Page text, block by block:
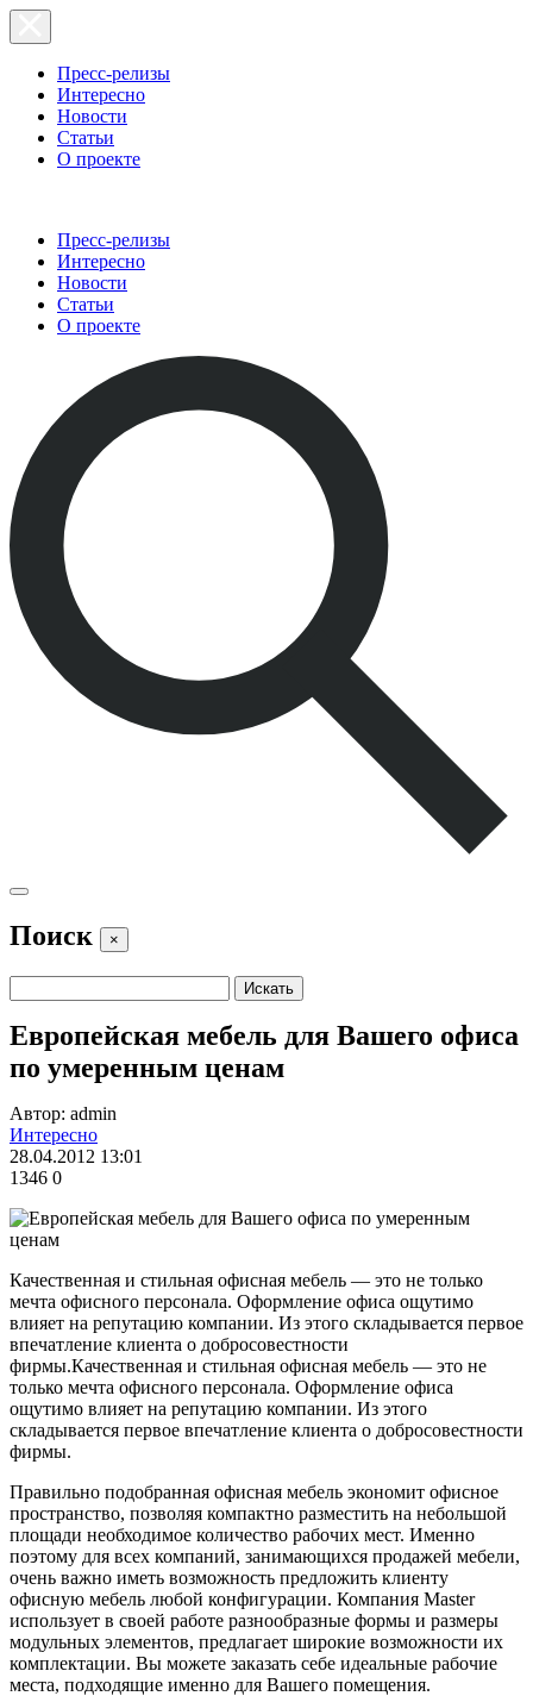
Пресс-релизы
Интересно
Новости
Статьи
О проекте
Пресс-релизы
Интересно
Новости
Статьи
О проекте
Поиск ×
Европейская мебель для Вашего офиса
по умеренным ценам
Автор: admin
Интересно
28.04.2012 13:01
1346 0
Качественная и стильная офисная мебель — это не только
мечта офисного персонала. Оформление офиса ощутимо
влияет на репутацию компании. Из этого складывается первое
впечатление клиента о добросовестности
фирмы.Качественная и стильная офисная мебель — это не
только мечта офисного персонала. Оформление офиса
ощутимо влияет на репутацию компании. Из этого
складывается первое впечатление клиента о добросовестности
фирмы.
Правильно подобранная офисная мебель экономит офисное
пространство, позволяя компактно разместить на небольшой
площади необходимое количество рабочих мест. Именно
поэтому для всех компаний, занимающихся продажей мебели,
очень важно иметь возможность предложить клиенту
офисную мебель любой конфигурации. Компания Master
использует в своей работе разнообразные формы и размеры
модульных элементов, предлагает широкие возможности их
комплектации. Вы можете заказать себе идеальные рабочие
места, подходящие именно для Вашего помещения.